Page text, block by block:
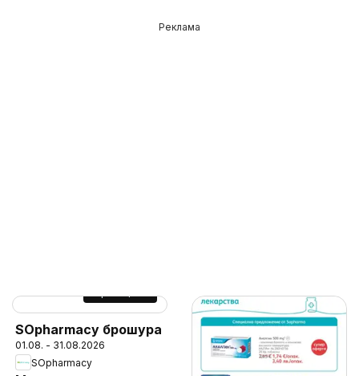
Реклама
SOpharmacy брошура
01.08. - 31.08.2026
SOpharmacy